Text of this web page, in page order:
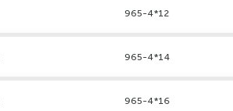
965-4*12
965-4*14
965-4*16